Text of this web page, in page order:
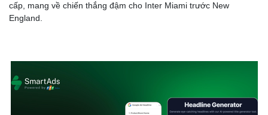
cấp, mang về chiến thắng đậm cho Inter Miami trước New
England.